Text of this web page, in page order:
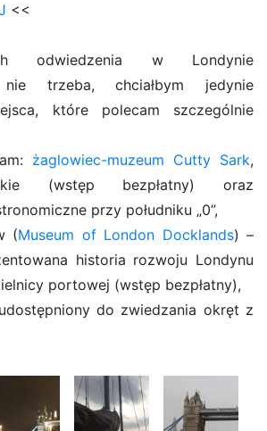
<<
odwiedzenia w Londynie
nie trzeba, chciałbym jedynie
które polecam szczególnie
żaglowiec-muzeum Cutty Sark,
(wstęp bezpłatny) oraz
przy południku „0”,
(Museum of London Docklands) –
historia rozwoju Londynu
portowej (wstęp bezpłatny),
do zwiedzania okręt z